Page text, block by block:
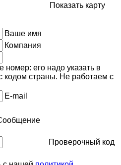
Показать карту
Ваше имя
Компания
номер: его надо указать в
кодом страны. Не работаем с
E-mail
Проверочный код